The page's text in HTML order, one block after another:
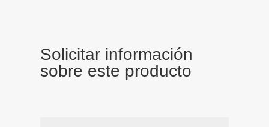
Solicitar información
sobre este producto